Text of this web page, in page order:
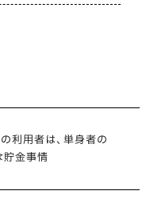
利用者は、単身者の
貯金事情